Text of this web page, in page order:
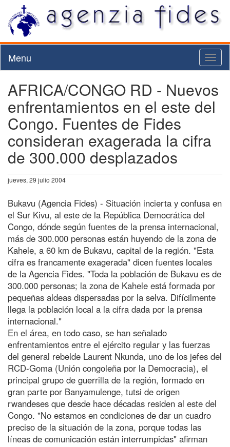
Menu
AFRICA/CONGO RD - Nuevos
enfrentamientos en el este del
Congo. Fuentes de Fides
consideran exagerada la cifra
de 300.000 desplazados
jueves, 29 julio 2004
Bukavu (Agencia Fides) - Situación incierta y confusa en
el Sur Kivu, al este de la República Democrática del
Congo, dónde según fuentes de la prensa internacional,
más de 300.000 personas están huyendo de la zona de
Kahele, a 60 km de Bukavu, capital de la región. "Esta
cifra es francamente exagerada" dicen fuentes locales
de la Agencia Fides. "Toda la población de Bukavu es de
300.000 personas; la zona de Kahele está formada por
pequeñas aldeas dispersadas por la selva. Difícilmente
llega la población local a la cifra dada por la prensa
internacional."
En el área, en todo caso, se han señalado
enfrentamientos entre el ejército regular y las fuerzas
del general rebelde Laurent Nkunda, uno de los jefes del
RCD-Goma (Unión congoleña por la Democracia), el
principal grupo de guerrilla de la región, formado en
gran parte por Banyamulenge, tutsi de origen
rwandeses que desde hace décadas residen al este del
Congo. "No estamos en condiciones de dar un cuadro
preciso de la situación de la zona, porque todas las
líneas de comunicación están interrumpidas" afirman